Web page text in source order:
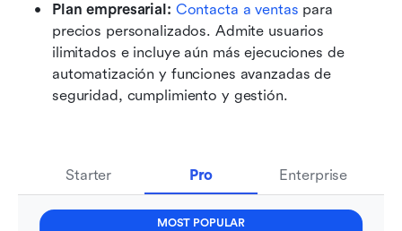
Plan empresarial: Contacta a ventas para
precios personalizados. Admite usuarios
ilimitados e incluye aún más ejecuciones de
automatización y funciones avanzadas de
seguridad, cumplimiento y gestión.
Starter Pro Enterprise
MOST POPULAR